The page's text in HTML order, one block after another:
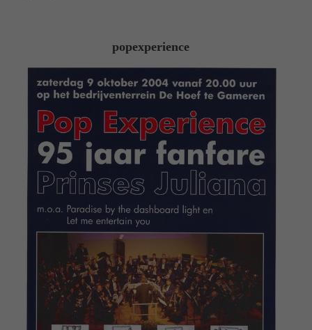
popexperience